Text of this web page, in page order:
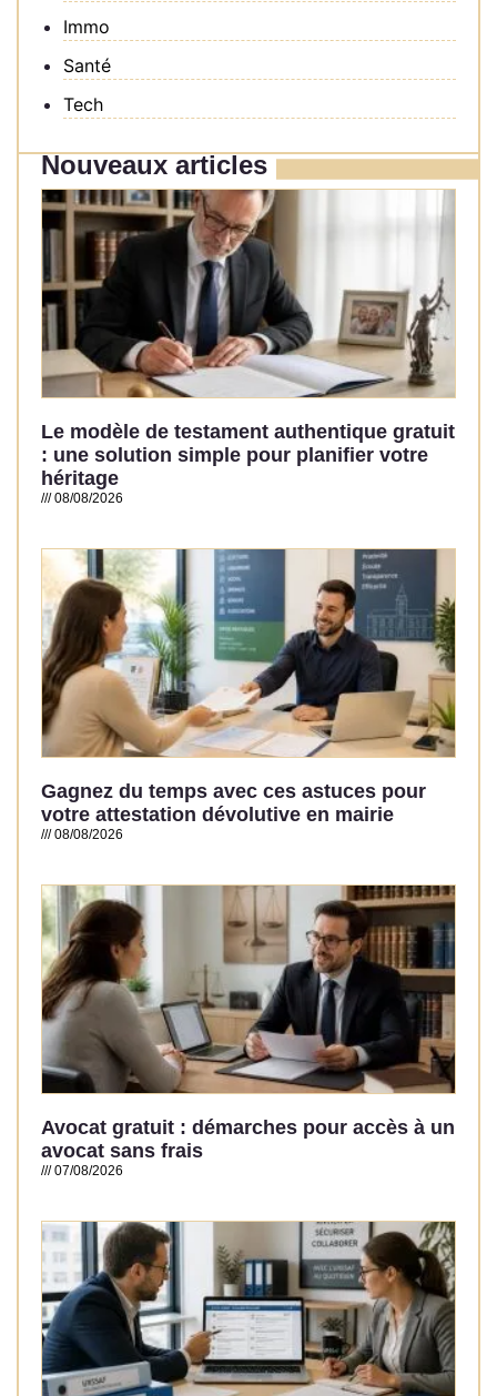
Immo
Santé
Tech
Nouveaux articles
Le modèle de testament authentique gratuit
: une solution simple pour planifier votre
héritage
08/08/2026
Gagnez du temps avec ces astuces pour
votre attestation dévolutive en mairie
08/08/2026
Avocat gratuit : démarches pour accès à un
avocat sans frais
07/08/2026